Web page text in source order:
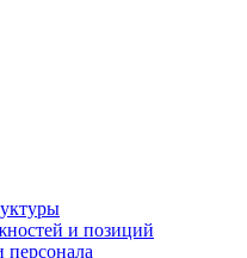
и позиций